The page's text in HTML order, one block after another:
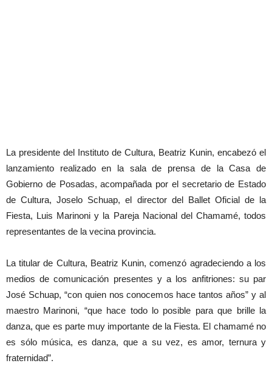
La presidente del Instituto de Cultura, Beatriz Kunin, encabezó el
lanzamiento realizado en la sala de prensa de la Casa de
Gobierno de Posadas, acompañada por el secretario de Estado
de Cultura, Joselo Schuap, el director del Ballet Oficial de la
Fiesta, Luis Marinoni y la Pareja Nacional del Chamamé, todos
representantes de la vecina provincia.
La titular de Cultura, Beatriz Kunin, comenzó agradeciendo a los
medios de comunicación presentes y a los anfitriones: su par
José Schuap, “con quien nos conocemos hace tantos años” y al
maestro Marinoni, “que hace todo lo posible para que brille la
danza, que es parte muy importante de la Fiesta. El chamamé no
es sólo música, es danza, que a su vez, es amor, ternura y
fraternidad”.